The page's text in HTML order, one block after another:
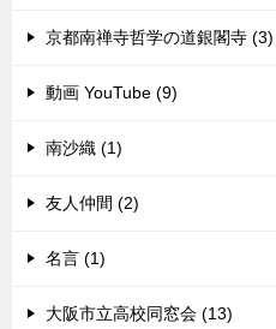
京都南禅寺哲学の道銀閣寺 (3)
動画 YouTube (9)
南沙織 (1)
友人仲間 (2)
名言 (1)
大阪市立高校同窓会 (13)